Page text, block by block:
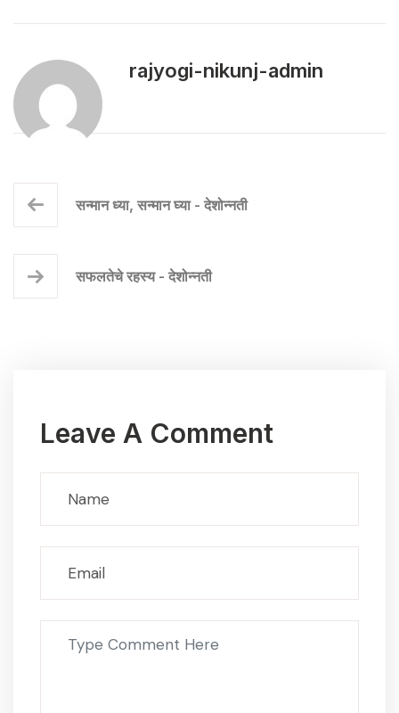
rajyogi-nikunj-admin
सन्मान ध्या, सन्मान घ्या - देशोन्नती
सफलतेचे रहस्य - देशोन्नती
Leave A Comment